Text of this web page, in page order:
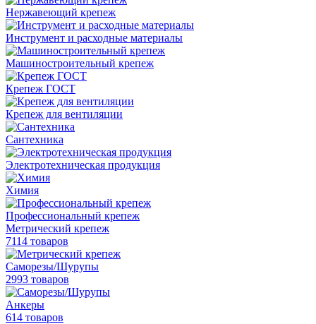
Нержавеющий крепеж
Инструмент и расходные материалы
Машиностроительный крепеж
Крепеж ГОСТ
Крепеж для вентиляции
Сантехника
Электротехническая продукция
Химия
Профессиональный крепеж
Метрический крепеж
7114 товаров
Саморезы/Шурупы
2993 товаров
Анкеры
614 товаров